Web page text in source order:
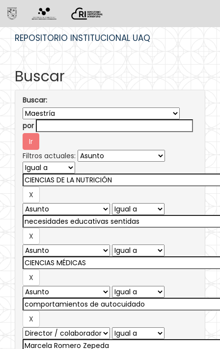
REPOSITORIO INSTITUCIONAL UAQ
Buscar
Buscar:
por
Filtros actuales: